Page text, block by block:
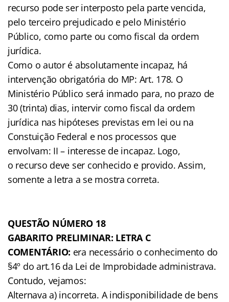
recurso pode ser interposto pela parte vencida,
pelo terceiro prejudicado e pelo Ministério
Público, como parte ou como fiscal da ordem
jurídica.
Como o autor é absolutamente incapaz, há
intervenção obrigatória do MP: Art. 178. O
Ministério Público será inmado para, no prazo de
30 (trinta) dias, intervir como fiscal da ordem
jurídica nas hipóteses previstas em lei ou na
Constuição Federal e nos processos que
envolvam: II – interesse de incapaz. Logo,
o recurso deve ser conhecido e provido. Assim,
somente a letra a se mostra correta.
QUESTÃO NÚMERO 18
GABARITO PRELIMINAR: LETRA C
COMENTÁRIO: era necessário o conhecimento do
§4º do art.16 da Lei de Improbidade administrava.
Contudo, vejamos:
Alternava a) incorreta. A indisponibilidade de bens